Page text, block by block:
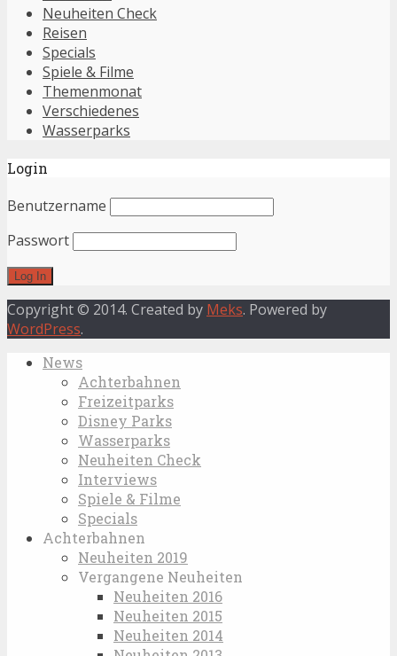
Neuheiten Check
Reisen
Specials
Spiele & Filme
Themenmonat
Verschiedenes
Wasserparks
Login
Benutzername
Passwort
Copyright © 2014. Created by Meks. Powered by
WordPress.
News
Achterbahnen
Freizeitparks
Disney Parks
Wasserparks
Neuheiten Check
Interviews
Spiele & Filme
Specials
Achterbahnen
Neuheiten 2019
Vergangene Neuheiten
Neuheiten 2016
Neuheiten 2015
Neuheiten 2014